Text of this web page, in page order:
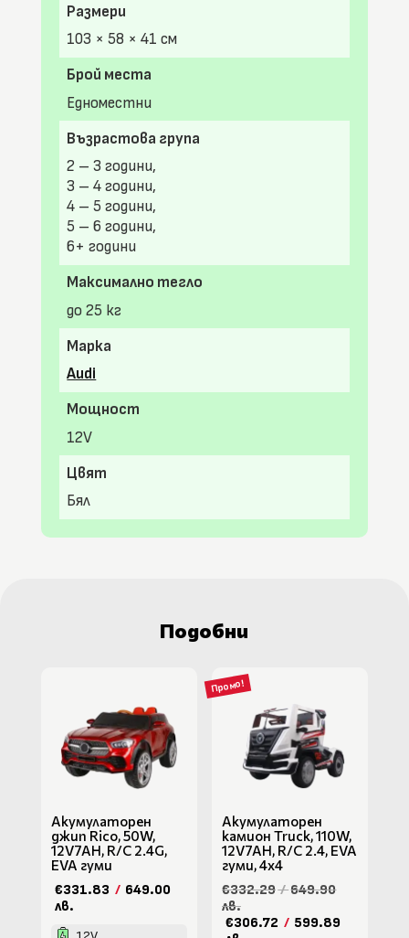
Размери
103 × 58 × 41 см
Брой места
Едноместни
Възрастова група
2 – 3 години,
3 – 4 години,
4 – 5 години,
5 – 6 години,
6+ години
Максимално тегло
до 25 кг
Марка
Audi
Мощност
12V
Цвят
Бял
Подобни
Акумулаторен
джип Rico, 50W,
12V7AH, R/C 2.4G,
EVA гуми
€331.83 / 649.00
лв.
Промо!
Акумулаторен
камион Truck, 110W,
12V7AH, R/C 2.4, EVA
гуми, 4х4
€332.29/649.90
лв.
€306.72 / 599.89